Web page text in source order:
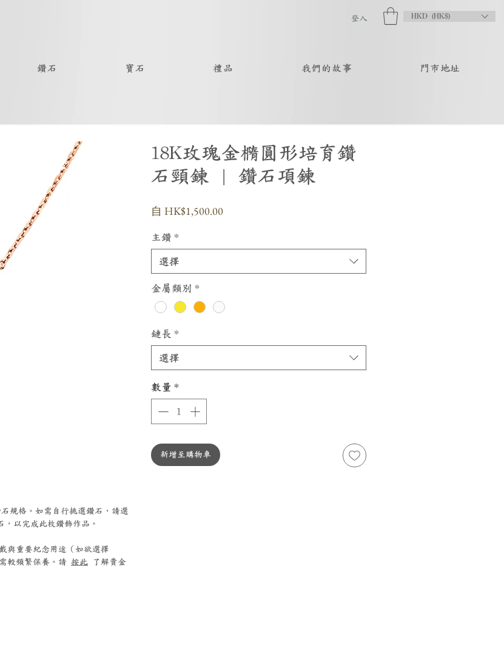
登入 HKD (HK$)
鑽石 寶石 禮品 我們的故事 門市地址
規格。如需自行挑選鑽石，請選
，以完成此枚鑽飾作品。
與重要紀念用途（如欲選擇
較頻繁保養。請 按此 了解貴金
18K玫瑰金橢圓形培育鑽
石頸鍊 | 鑽石項鍊
自 HK$1,500.00促
格
主鑽 *
選擇
金屬類別 *
鏈長 *
選擇
數量 *
新增至購物車